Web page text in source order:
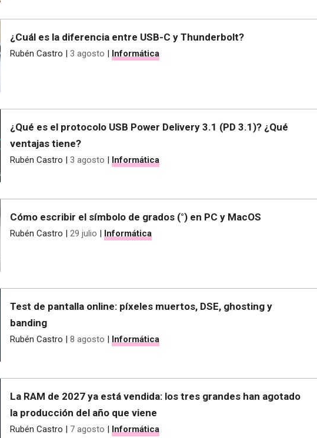
¿Cuál es la diferencia entre USB-C y Thunderbolt?
Rubén Castro | 3 agosto | Informática
¿Qué es el protocolo USB Power Delivery 3.1 (PD 3.1)? ¿Qué
ventajas tiene?
Rubén Castro | 3 agosto | Informática
Cómo escribir el símbolo de grados (°) en PC y MacOS
Rubén Castro | 29 julio | Informática
Test de pantalla online: píxeles muertos, DSE, ghosting y
banding
Rubén Castro 8 agosto Informática
La RAM de 2027 ya está vendida: los tres grandes han agotado
la producción del año que viene
Rubén Castro | 7 agosto | Informática